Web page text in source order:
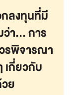
กลงทุนที่มี
า... การ
รพิจารณา
เกี่ยวกับ
ย